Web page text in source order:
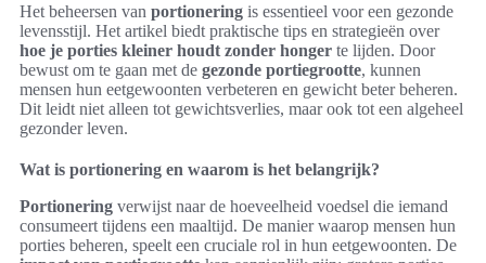
Het beheersen van portionering is essentieel voor een gezonde
levensstijl. Het artikel biedt praktische tips en strategieën over
hoe je porties kleiner houdt zonder honger te lijden. Door
bewust om te gaan met de gezonde portiegrootte, kunnen
mensen hun eetgewoonten verbeteren en gewicht beter beheren.
Dit leidt niet alleen tot gewichtsverlies, maar ook tot een algeheel
gezonder leven.
Wat is portionering en waarom is het belangrijk?
Portionering verwijst naar de hoeveelheid voedsel die iemand
consumeert tijdens een maaltijd. De manier waarop mensen hun
porties beheren, speelt een cruciale rol in hun eetgewoonten. De